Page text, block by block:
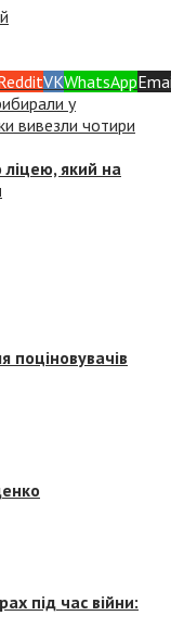
VKWhatsApp
у
вивезли чотири
ліцею, який на
поціновувачів
під час війни: